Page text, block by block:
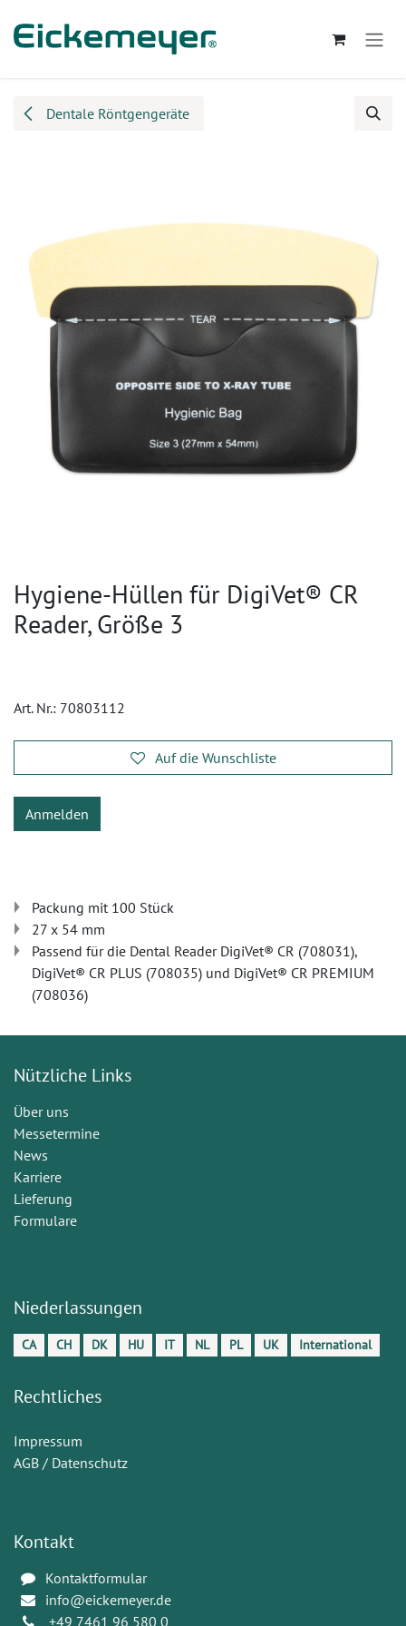
Dentale Röntgengeräte
Hygiene-Hüllen für DigiVet® CR
Reader, Größe 3
Art. Nr.: 70803112
Auf die Wunschliste
Anmelden
Packung mit 100 Stück
27 x 54 mm
Passend für die Dental Reader DigiVet® CR (708031),
DigiVet® CR PLUS (708035) und DigiVet® CR PREMIUM
(708036)
Nützliche Links
Über uns
Messetermine
News
Karriere
Lieferung
Formulare
Niederlassungen
CA CH DK HU IT NL PL UK International
Rechtliches
Impressum
AGB / Datenschutz
Kontakt
Kontaktformular
info@eickemeyer.de
+49 7461 96 580 0